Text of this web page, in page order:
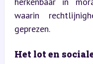
waarin
geprezen.
Het lot en